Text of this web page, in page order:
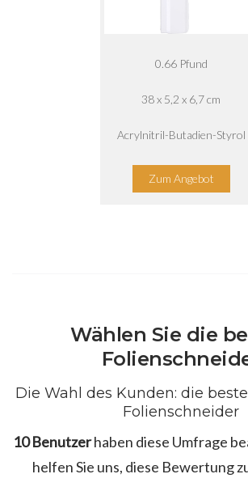
‎0.66 Pfund
38 x 5,2 x 6,7 cm
Acrylnitril-Butadien-Styrol
Zum Angebot
Wählen Sie die
Die Wahl des Kunden: die
Folienschneider
10 Benutzerhaben diese Umfrage
helfen Sie uns, diese Bewertung